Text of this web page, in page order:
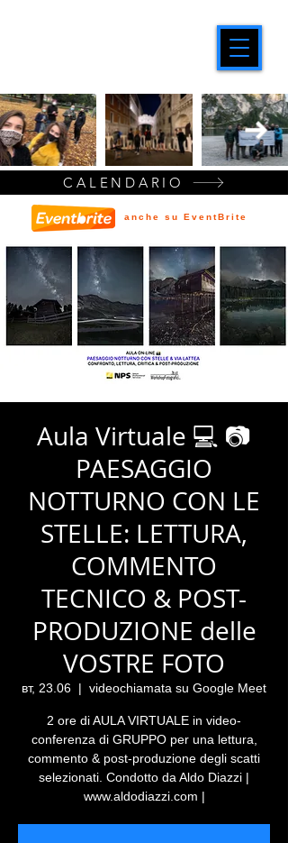
Aula Virtuale 💻 📷
PAESAGGIO
NOTTURNO CON LE
STELLE: LETTURA,
COMMENTO
TECNICO & POST-
PRODUZIONE delle
VOSTRE FOTO
вт, 23.06
  |
videochiamata su Google Meet
2 ore di AULA VIRTUALE in video-
conferenza di GRUPPO per una lettura,
commento & post-produzione degli scatti
selezionati. Condotto da Aldo Diazzi |
www.aldodiazzi.com |
CALENDARIO
anche su EventBrite